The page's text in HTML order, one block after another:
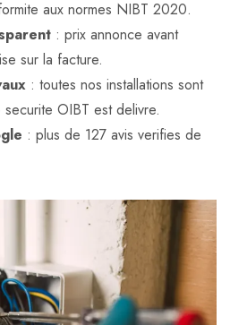
aux normes NIBT 2020.
: prix annonce avant
sur la facture.
: toutes nos installations sont
OIBT est delivre.
: plus de 127 avis verifies de